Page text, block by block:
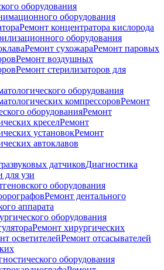
оборудования
оборудования
Ремонт концентратора кислорода
оборудования
Ремонт сухожараРемонт паровых
Ремонт воздушных
Ремонт стерилизаторов для
оборудования
компрессоровРемонт
оборудованияРемонт
креселРемонт
установокРемонт
автоклавов
датчиковДиагностика
для узи
оборудования
Ремонт дентального
аппарата
оборудования
Ремонт хирургических
осветителейРемонт отсасывателей
оборудования